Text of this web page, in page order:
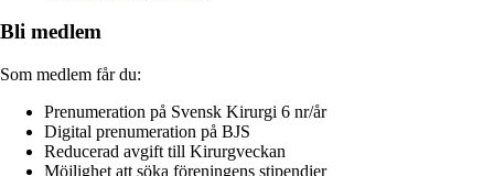
Bli medlem
Som medlem får du:
Prenumeration på Svensk Kirurgi 6 nr/år
Digital prenumeration på BJS
Reducerad avgift till Kirurgveckan
Möjlighet att söka föreningens stipendier